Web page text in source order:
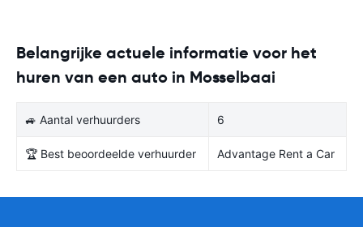
Belangrijke actuele informatie voor het
huren van een auto in Mosselbaai
🚙 Aantal verhuurders 6
🏆 Best beoordeelde verhuurder Advantage Rent a Car